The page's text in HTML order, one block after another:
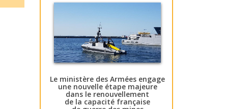
Le ministère des Armées engage
une nouvelle étape majeure
dans le renouvellement
de la capacité française